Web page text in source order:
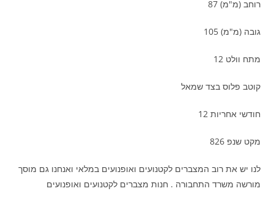
רוחב (מ"מ) 87
גובה (מ"מ) 105
מתח וולט 12
קוטב פלוס בצד שמאל
חודשי אחריות 12
מקט שנפ 826
לנו יש את רוב המצברים לקטנועים ואופנועים במלאי ואנחנו גם מוסך
מורשה משרד התחבורה . חנות מצברים לקטנועים ואופנועים